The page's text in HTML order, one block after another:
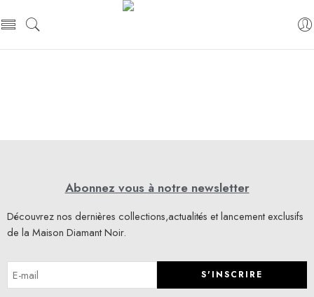
Abonnez vous à notre newsletter
Découvrez nos dernières collections,actualités et lancement exclusifs
de la Maison Diamant Noir.
S'INSCRIRE